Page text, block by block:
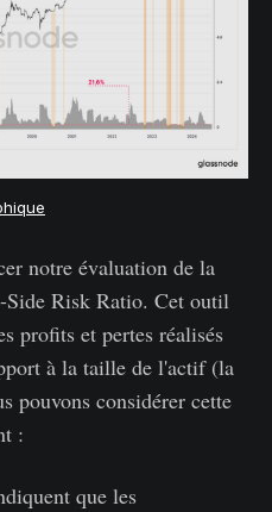
notre évaluation de la
Risk Ratio. Cet outil
profits et pertes réalisés
à la taille de l'actif (la
pouvons considérer cette
:
que les